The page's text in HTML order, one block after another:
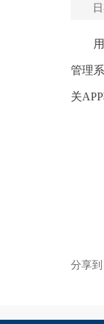
日
管理
关
分享到